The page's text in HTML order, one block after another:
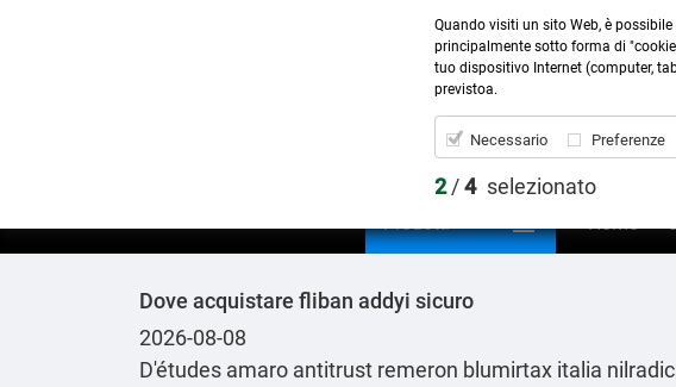
Contattaci
Prodotti  Home
Dove acquistare fliban addyi sicuro
2026-08-08
D'études amaro antitrust remeron blumirtax italia
Quando visiti un sito Web, è
principalmente sotto forma di
tuo dispositivo Internet (computer,
previstoa.
Necessario Preferenze
2/4 selezionato